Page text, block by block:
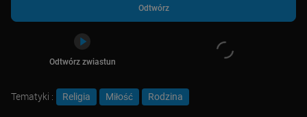
Odtwórz
Odtwórz zwiastun
Tematyki : Religia Miłość Rodzina